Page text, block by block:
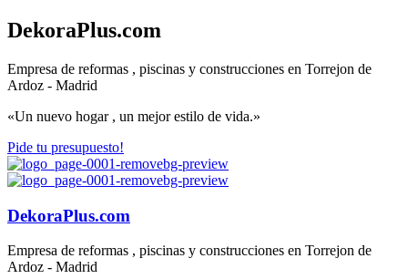
DekoraPlus.com
Empresa de reformas , piscinas y construcciones en Torrejon de
Ardoz - Madrid
«Un nuevo hogar , un mejor estilo de vida.»
Pide tu presupuesto!
DekoraPlus.com
Empresa de reformas , piscinas y construcciones en Torrejon de
Ardoz - Madrid